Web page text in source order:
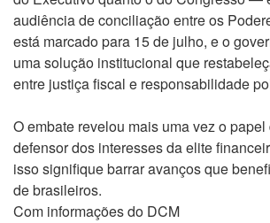
audiência de conciliação entre os
está marcado para 15 de julho, e o
uma solução institucional que
entre justiça fiscal e responsabilidade
O embate revelou mais uma vez o
defensor dos interesses da elite
isso signifique barrar avanços que
de brasileiros.
Com informações do DCM